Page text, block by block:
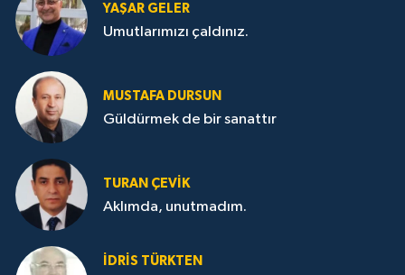
YAŞAR GELER
Umutlarımızı çaldınız.
MUSTAFA DURSUN
Güldürmek de bir sanattır
TURAN ÇEVİK
Aklımda, unutmadım.
İDRİS TÜRKTEN